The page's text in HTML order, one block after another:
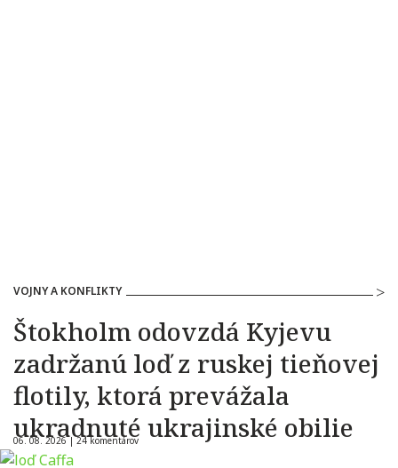
VOJNY A KONFLIKTY
Štokholm odovzdá Kyjevu
zadržanú loď z ruskej tieňovej
flotily, ktorá prevážala
ukradnuté ukrajinské obilie
06. 08. 2026 |24 komentárov